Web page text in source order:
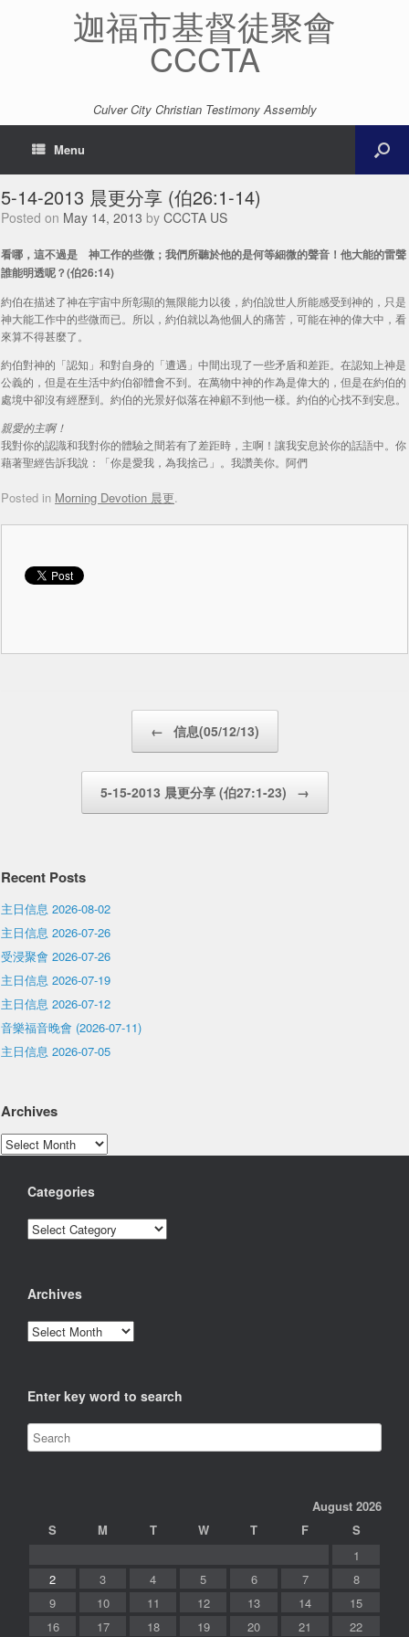
迦福市基督徒聚會
CCCTA
Culver City Christian Testimony Assembly
Menu
5-14-2013 晨更分享 (伯26:1-14)
Posted on May 14, 2013 by CCCTA US
看哪，這不過是 神工作的些微；我們所聽於他的是何等細微的聲音！他大能的雷聲
誰能明透呢？(伯26:14)
約伯在描述了神在宇宙中所彰顯的無限能力以後，約伯說世人所能感受到神的，只是
神大能工作中的些微而已。所以，約伯就以為他個人的痛苦，可能在神的偉大中，看
來算不得甚麼了。
約伯對神的「認知」和對自身的「遭遇」中間出現了一些矛盾和差距。在認知上神是
公義的，但是在生活中約伯卻體會不到。在萬物中神的作為是偉大的，但是在約伯的
處境中卻沒有經歷到。約伯的光景好似落在神顧不到他一樣。約伯的心找不到安息。
親愛的主啊！
我對你的認識和我對你的體驗之間若有了差距時，主啊！讓我安息於你的話語中。你
藉著聖經告訴我說：「你是愛我，為我捨己」。我讚美你。阿們
Posted in Morning Devotion 晨更.
← 信息(05/12/13)
5-15-2013 晨更分享 (伯27:1-23) →
Recent Posts
主日信息 2026-08-02
主日信息 2026-07-26
受浸聚會 2026-07-26
主日信息 2026-07-19
主日信息 2026-07-12
音樂福音晚會 (2026-07-11)
主日信息 2026-07-05
Archives
Archives
Categories
Categories
Archives
Archives
Enter key word to search
August 2026
S
M T W T F
S
1
2
3 4 5 6 7
8
9
10 11 12 13 14
15
16
17 18 19 20 21 22